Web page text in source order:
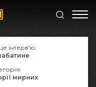
інтерв'ю:
мирних